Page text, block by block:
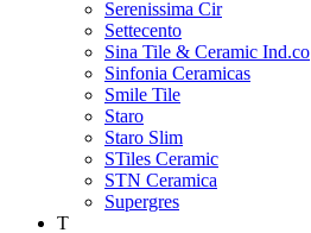
Serenissima Cir
Settecento
Sina Tile & Ceramic Ind.co
Sinfonia Ceramicas
Smile Tile
Staro
Staro Slim
STiles Ceramic
STN Ceramica
Supergres
T